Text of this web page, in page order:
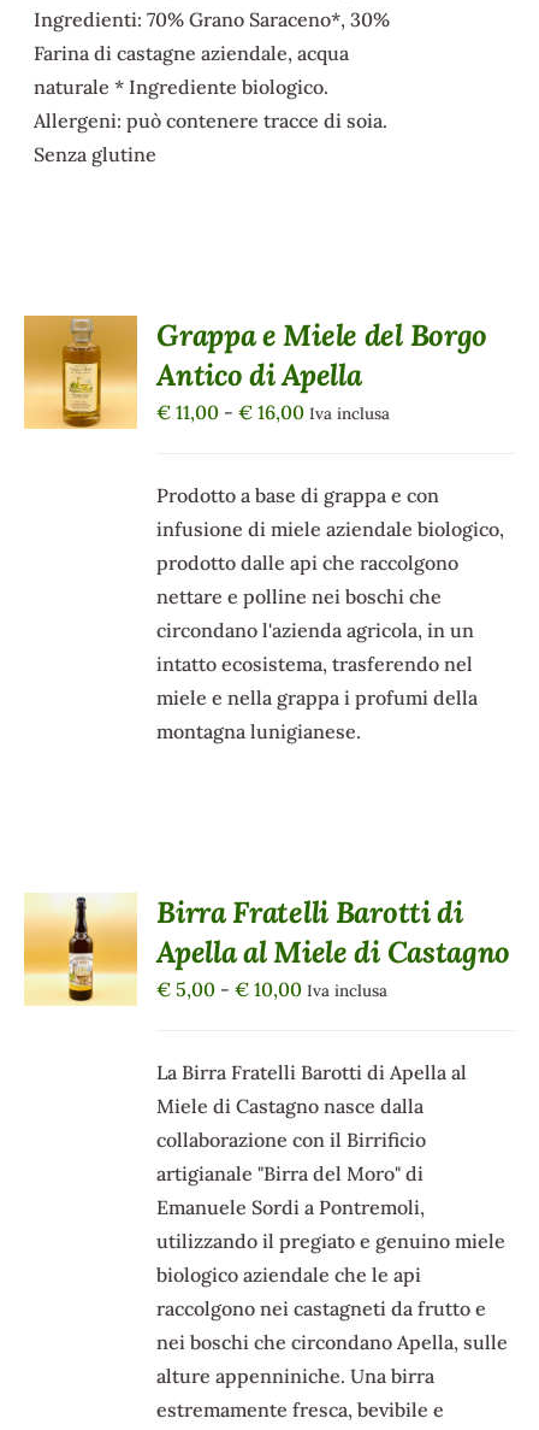
Ingredienti: 70% Grano Saraceno*, 30%
Farina di castagne aziendale, acqua
naturale * Ingrediente biologico.
Allergeni: può contenere tracce di soia.
Senza glutine
SCEGLI
QUESTO
PRODOTTO
HA
POSSONO
PRODOTTO
/
DETTAGLI
Grappa e Miele del Borgo
Antico di Apella
€ 11,00 - € 16,00Fascia
da
a
Iva inclusa
Prodotto a base di grappa e con
infusione di miele aziendale biologico,
prodotto dalle api che raccolgono
nettare e polline nei boschi che
circondano l'azienda agricola, in un
intatto ecosistema, trasferendo nel
miele e nella grappa i profumi della
montagna lunigianese.
SCEGLI
QUESTO
PRODOTTO
HA
POSSONO
PRODOTTO
/
DETTAGLI
Birra Fratelli Barotti di
Apella al Miele di Castagno
€ 5,00 - € 10,00Fascia
Iva inclusa
La Birra Fratelli Barotti di Apella al
Miele di Castagno nasce dalla
collaborazione con il Birrificio
artigianale "Birra del Moro" di
Emanuele Sordi a Pontremoli,
utilizzando il pregiato e genuino miele
biologico aziendale che le api
raccolgono nei castagneti da frutto e
nei boschi che circondano Apella, sulle
alture appenniniche. Una birra
estremamente fresca, bevibile e